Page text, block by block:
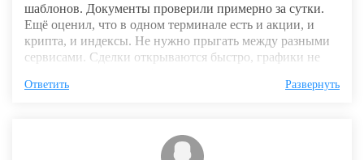
шаблонов. Документы проверили примерно за сутки.
Ещё оценил, что в одном терминале есть и акции, и
крипта, и индексы. Не нужно прыгать между разными
сервисами. Сделки открываются быстро, графики не
такого не заметил. На прошлой неделе решил проверить
Пока впечатления хорошие, продолжаю трейдить
небольшими объемами и постепенно увеличиваю
Ответить Развернуть